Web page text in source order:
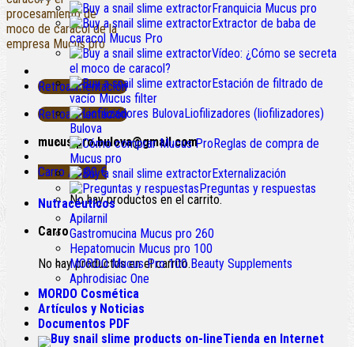
Retroalimentación
Retroalimentación
mucus.pro.bulova@gmail.com
Carro /0.00€
No hay productos en el carrito.
Carro
No hay productos en el carrito.
Franquicia Mucus pro
Extractor de baba de
caracol Mucus Pro
Vídeo: ¿Cómo se secreta
el moco de caracol?
Estación de filtrado de
vacío Mucus filter
Liofilizadores (liofilizadores)
Bulova
Reglas de compra de
Mucus pro
Externalización
Preguntas y respuestas
Nutracéuticos
Apilarnil
Gastromucina Mucus pro 260
Hepatomucin Mucus pro 100
MORDO Mucus Pro100Beauty Supplements
Aphrodisiac One
MORDO Cosmética
Artículos y Noticias
Documentos PDF
Tienda en Internet